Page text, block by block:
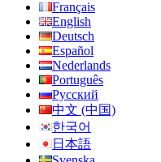
Français
English
Deutsch
Español
Nederlands
Português
Русский
中文 (中国)
한국어
日本語